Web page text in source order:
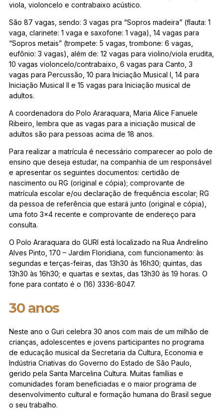
viola, violoncelo e contrabaixo acústico.
São 87 vagas, sendo: 3 vagas pra “Sopros madeira” (flauta: 1
vaga, clarinete: 1 vaga e saxofone: 1 vaga), 14 vagas para
“Sopros metais” (trompete: 5 vagas, trombone: 6 vagas,
eufônio: 3 vagas), além de: 12 vagas para violino/viola erudita,
10 vagas violoncelo/contrabaixo, 6 vagas para Canto, 3
vagas para Percussão, 10 para Iniciação Musical I, 14 para
Iniciação Musical II e 15 vagas para Iniciação musical de
adultos.
A coordenadora do Polo Araraquara, Maria Alice Fanuele
Ribeiro, lembra que as vagas para a iniciação musical de
adultos são para pessoas acima de 18 anos.
Para realizar a matrícula é necessário comparecer ao polo de
ensino que deseja estudar, na companhia de um responsável
e apresentar os seguintes documentos: certidão de
nascimento ou RG (original e cópia); comprovante de
matrícula escolar e/ou declaração de frequência escolar; RG
da pessoa de referência que estará junto (original e cópia),
uma foto 3×4 recente e comprovante de endereço para
consulta.
O Polo Araraquara do GURI está localizado na Rua Andrelino
Alves Pinto, 170 – Jardim Floridiana, com funcionamento: às
segundas e terças-feiras, das 13h30 às 16h30; quintas, das
13h30 às 16h30; e quartas e sextas, das 13h30 às 19 horas. O
fone para contato é o (16) 3336-8047.
30 anos
Neste ano o Guri celebra 30 anos com mais de um milhão de
crianças, adolescentes e jovens participantes no programa
de educação musical da Secretaria da Cultura, Economia e
Indústria Criativas do Governo do Estado de São Paulo,
gerido pela Santa Marcelina Cultura. Muitas famílias e
comunidades foram beneficiadas e o maior programa de
desenvolvimento cultural e formação humana do Brasil segue
o seu trabalho.